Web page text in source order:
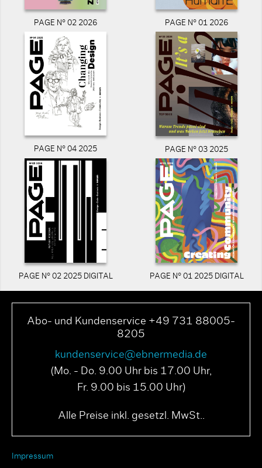
PAGE N° 02 2026 PAGE N° 01 2026
PAGE N° 04 2025 PAGE N° 03 2025
PAGE N° 02 2025 DIGITAL PAGE N° 01 2025 DIGITAL
Abo- und Kundenservice +49 731 88005-
8205
kundenservice@ebnermedia.de
(Mo. - Do. 9.00 Uhr bis 17.00 Uhr,
Fr. 9.00 bis 15.00 Uhr)
Alle Preise inkl. gesetzl. MwSt..
Impressum